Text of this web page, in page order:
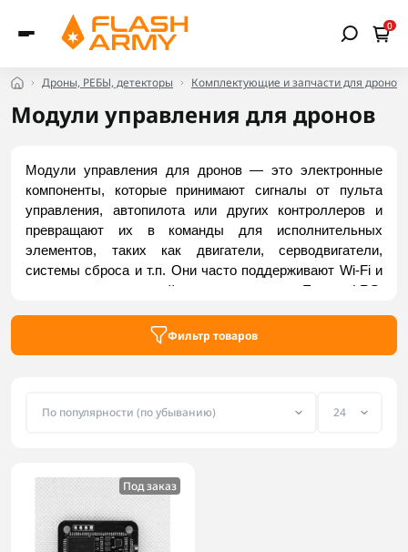
0
Дроны, РЕБЫ, детекторы Комплектующие и запчасти для дронов
Модули управления для дронов
Модули управления для дронов — это электронные
компоненты, которые принимают сигналы от пульта
управления, автопилота или других контроллеров и
превращают их в команды для исполнительных
элементов, таких как двигатели, серводвигатели,
системы сброса и т.п. Они часто поддерживают Wi-Fi и
имеют встроенный приемник ExpressLRS.
беспилотника. Заказать модули управления для дронов
Фильтр товаров
Под заказ